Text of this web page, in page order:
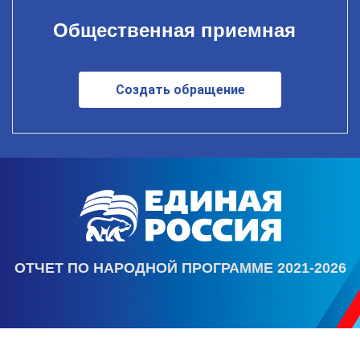
Общественная приемная
Создать обращение
ОТЧЕТ ПО НАРОДНОЙ ПРОГРАММЕ 2021-2026